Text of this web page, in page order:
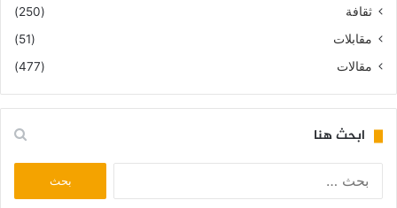
ثقافة
(250)
مقابلات
(51)
مقالات
(477)
ابحث هنا